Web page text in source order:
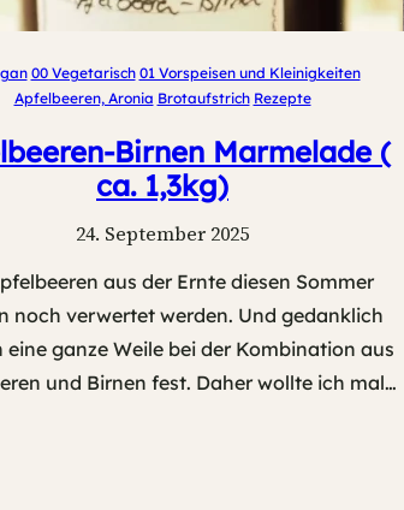
00 Vegetarisch 01 Vorspeisen und Kleinigkeiten
Apfelbeeren, Aronia Brotaufstrich Rezepte
Birnen Marmelade (
ca. 1,3kg)
24. September 2025
aus der Ernte diesen Sommer
noch verwertet werden. Und gedanklich
eine ganze Weile bei der Kombination aus
und Birnen fest. Daher wollte ich mal…